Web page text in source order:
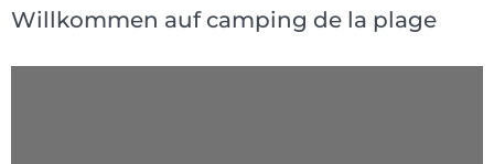
Willkommen auf camping de la plage